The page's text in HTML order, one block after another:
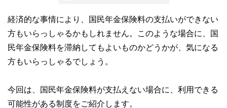
経済的な事情により、国民年金保険料の支払いができない
方もいらっしゃるかもしれません。このような場合に、国
民年金保険料を滞納してもよいものかどうかが、気になる
方もいらっしゃるでしょう。
今回は、国民年金保険料が支払えない場合に、利用できる
可能性がある制度をご紹介します。